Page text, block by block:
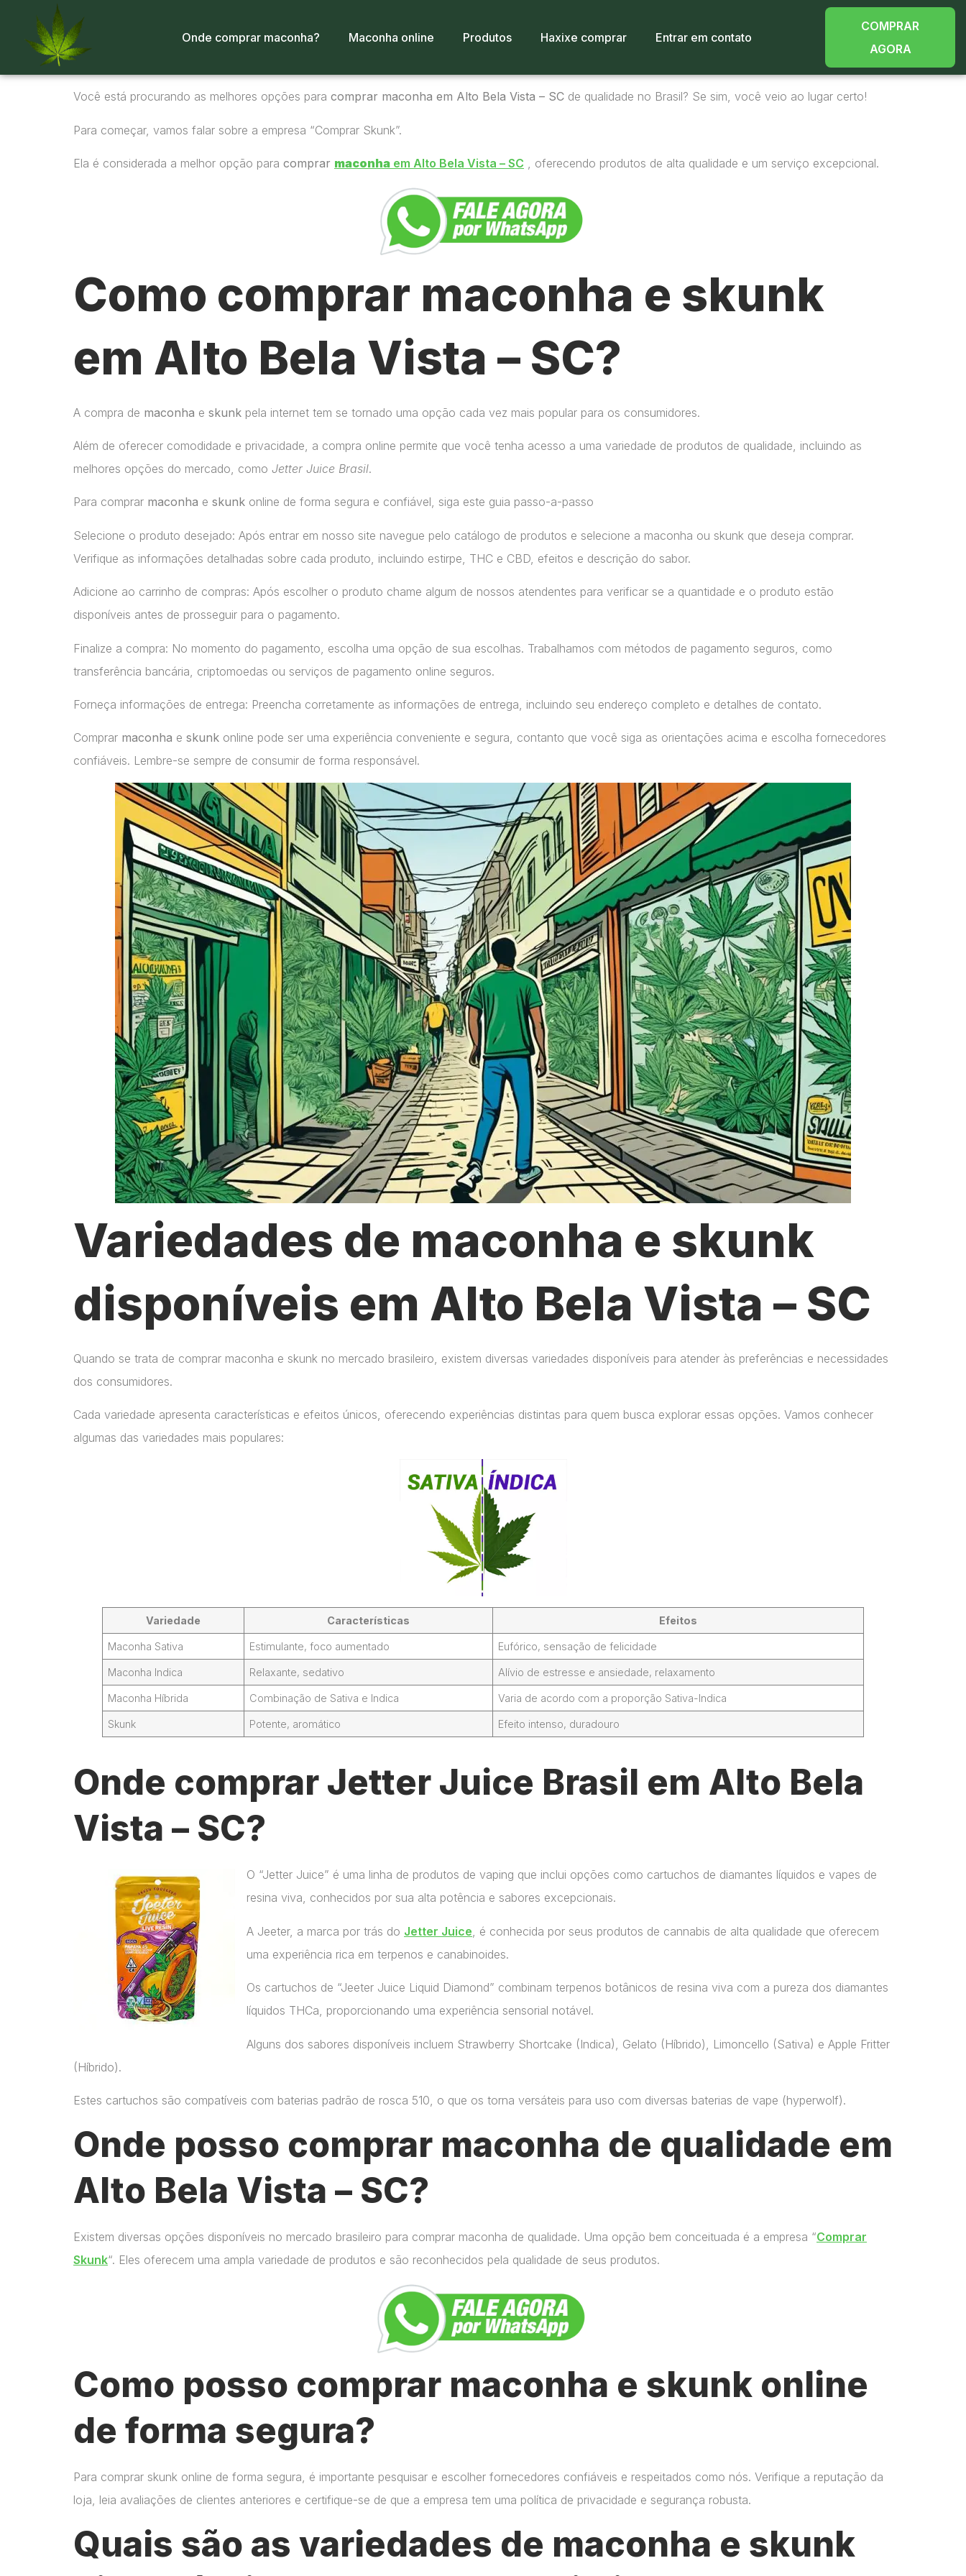
Onde comprar maconha? Maconha online Produtos Haxixe comprar Entrar em contato
COMPRAR
AGORA
Você está procurando as melhores opções para comprar maconha em Alto Bela Vista – SC de qualidade no Brasil? Se sim, você veio ao lugar certo!
Para começar, vamos falar sobre a empresa “Comprar Skunk”.
Ela é considerada a melhor opção para comprar maconha em Alto Bela Vista – SC , oferecendo produtos de alta qualidade e um serviço excepcional.
Como comprar maconha e skunk
em Alto Bela Vista – SC?
A compra de maconha e skunk pela internet tem se tornado uma opção cada vez mais popular para os consumidores.
Além de oferecer comodidade e privacidade, a compra online permite que você tenha acesso a uma variedade de produtos de qualidade, incluindo as
melhores opções do mercado, como Jetter Juice Brasil.
Para comprar maconha e skunk online de forma segura e confiável, siga este guia passo-a-passo
Selecione o produto desejado: Após entrar em nosso site navegue pelo catálogo de produtos e selecione a maconha ou skunk que deseja comprar.
Verifique as informações detalhadas sobre cada produto, incluindo estirpe, THC e CBD, efeitos e descrição do sabor.
Adicione ao carrinho de compras: Após escolher o produto chame algum de nossos atendentes para verificar se a quantidade e o produto estão
disponíveis antes de prosseguir para o pagamento.
Finalize a compra: No momento do pagamento, escolha uma opção de sua escolhas. Trabalhamos com métodos de pagamento seguros, como
transferência bancária, criptomoedas ou serviços de pagamento online seguros.
Forneça informações de entrega: Preencha corretamente as informações de entrega, incluindo seu endereço completo e detalhes de contato.
Comprar maconha e skunk online pode ser uma experiência conveniente e segura, contanto que você siga as orientações acima e escolha fornecedores
confiáveis. Lembre-se sempre de consumir de forma responsável.
Variedades de maconha e skunk
disponíveis em Alto Bela Vista – SC
Quando se trata de comprar maconha e skunk no mercado brasileiro, existem diversas variedades disponíveis para atender às preferências e necessidades
dos consumidores.
Cada variedade apresenta características e efeitos únicos, oferecendo experiências distintas para quem busca explorar essas opções. Vamos conhecer
algumas das variedades mais populares:
Variedade Características Efeitos
Maconha Sativa Estimulante, foco aumentado Eufórico, sensação de felicidade
Maconha Indica Relaxante, sedativo Alívio de estresse e ansiedade, relaxamento
Maconha Híbrida Combinação de Sativa e Indica Varia de acordo com a proporção Sativa-Indica
Skunk Potente, aromático Efeito intenso, duradouro
Onde comprar Jetter Juice Brasil em Alto Bela
Vista – SC?
O “Jetter Juice” é uma linha de produtos de vaping que inclui opções como cartuchos de diamantes líquidos e vapes de
resina viva, conhecidos por sua alta potência e sabores excepcionais.
A Jeeter, a marca por trás do Jetter Juice , é conhecida por seus produtos de cannabis de alta qualidade que oferecem
uma experiência rica em terpenos e canabinoides.
Os cartuchos de “Jeeter Juice Liquid Diamond” combinam terpenos botânicos de resina viva com a pureza dos diamantes
líquidos THCa, proporcionando uma experiência sensorial notável.
Alguns dos sabores disponíveis incluem Strawberry Shortcake (Indica), Gelato (Híbrido), Limoncello (Sativa) e Apple Fritter
(Híbrido).
Estes cartuchos são compatíveis com baterias padrão de rosca 510, o que os torna versáteis para uso com diversas baterias de vape​ (hyperwolf)​.
Onde posso comprar maconha de qualidade em
Alto Bela Vista – SC?
Existem diversas opções disponíveis no mercado brasileiro para comprar maconha de qualidade. Uma opção bem conceituada é a empresa “Comprar
Skunk“. Eles oferecem uma ampla variedade de produtos e são reconhecidos pela qualidade de seus produtos.
Como posso comprar maconha e skunk online
de forma segura?
Para comprar skunk online de forma segura, é importante pesquisar e escolher fornecedores confiáveis e respeitados como nós. Verifique a reputação da
loja, leia avaliações de clientes anteriores e certifique-se de que a empresa tem uma política de privacidade e segurança robusta.
Quais são as variedades de maconha e skunk